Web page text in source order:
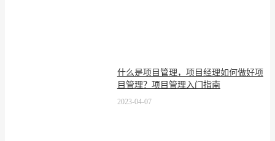
什么是项目管理，项目经理如何做好项
目管理？项目管理入门指南
2023-04-07